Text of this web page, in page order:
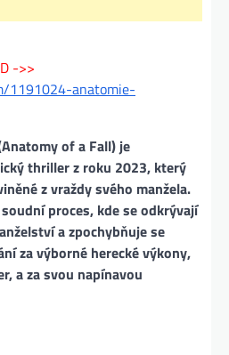
->>
1191024-anatomie-
of a Fall) je
thriller z roku 2023, který
z vraždy svého manžela.
proces, kde se odkrývají
a zpochybňuje se
za výborné herecké výkony,
a za svou napínavou